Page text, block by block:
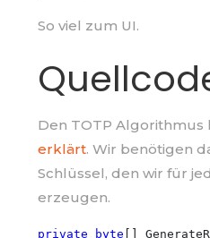
So viel zum UI.
Den TOTP Algorithmus
erklärt. Wir benötigen
Schlüssel, den wir für
erzeugen.
private byte []